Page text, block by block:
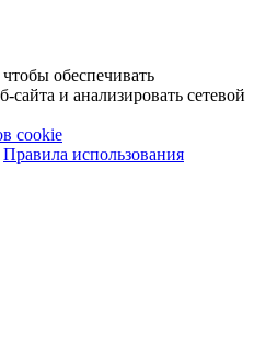
обеспечивать
и анализировать сетевой
cookie
Правила использования